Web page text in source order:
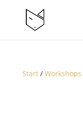
Start/ Workshops